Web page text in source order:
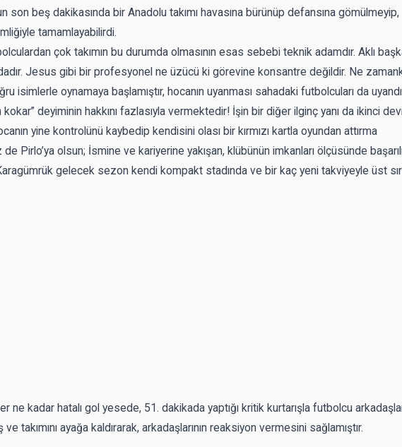
son beş dakikasında bir Anadolu takımı havasına bürünüp defansına gömülmeyip,
tamamlayabilirdi.
çok takımın bu durumda olmasının esas sebebi teknik adamdır. Aklı
Jesus gibi bir profesyonel ne üzücü ki görevine konsantre değildir. Ne
isimlerle oynamaya başlamıştır, hocanın uyanması sahadaki futbolcuları da
deyiminin hakkını fazlasıyla vermektedir! İşin bir diğer ilginç yanı da ikinci
yine kontrolünü kaybedip kendisini olası bir kırmızı kartla oyundan attırma
Pirlo’ya olsun; İsmine ve kariyerine yakışan, klübünün imkanları ölçüsünde
gelecek sezon kendi kompakt stadında ve bir kaç yeni takviyeyle üst
ne kadar hatalı gol yesede, 51. dakikada yaptığı kritik kurtarışla futbolcu
takımını ayağa kaldırarak, arkadaşlarının reaksiyon vermesini sağlamıştır.